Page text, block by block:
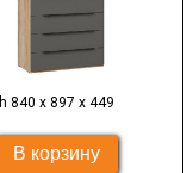
h 840 х 897 х 449